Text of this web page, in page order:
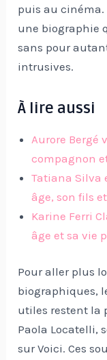
puis au
une biographie
sans pour
intrusives.
À lire aussi
Aurore Bergé
compagnon
Tatiana Silva
âge, son fils
Karine Ferri
âge et sa vie
Pour aller plus
biographiques,
utiles restent la
Paola Locatelli,
sur Voici. Ces